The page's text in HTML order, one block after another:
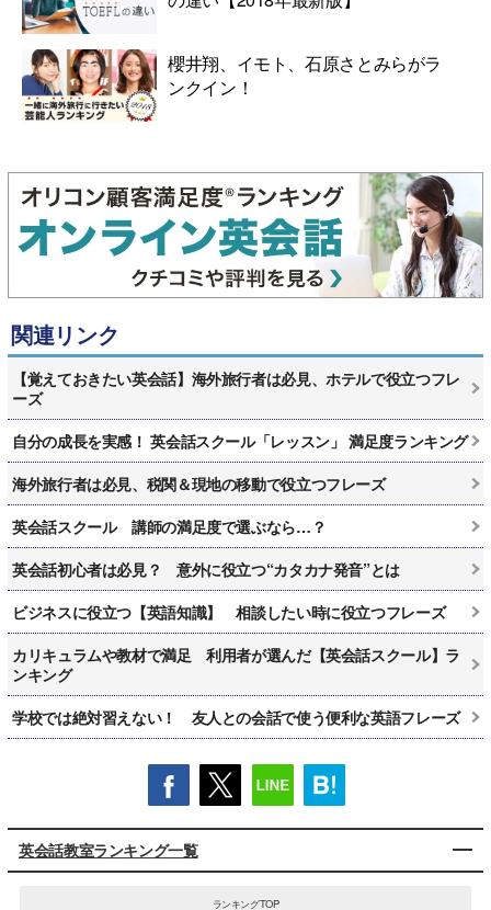
櫻井翔、イモト、石原さとみらがラ
ンクイン！
関連リンク
【覚えておきたい英会話】海外旅行者は必見、ホテルで役立つフレ
ーズ
自分の成長を実感！ 英会話スクール「レッスン」 満足度ランキング
海外旅行者は必見、税関＆現地の移動で役立つフレーズ
英会話スクール 講師の満足度で選ぶなら…？
英会話初心者は必見？ 意外に役立つ“カタカナ発音”とは
ビジネスに役立つ【英語知識】 相談したい時に役立つフレーズ
カリキュラムや教材で満足 利用者が選んだ【英会話スクール】ラ
ンキング
学校では絶対習えない！ 友人との会話で使う便利な英語フレーズ
英会話教室ランキング一覧
ランキングTOP